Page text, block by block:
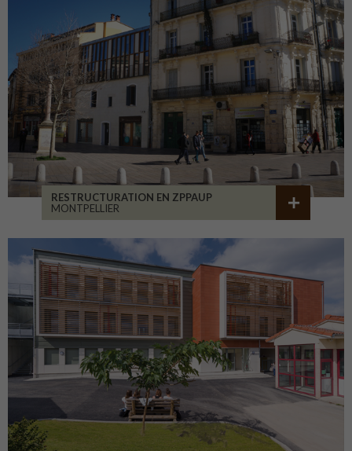
RESTRUCTURATION EN ZPPAUP
MONTPELLIER